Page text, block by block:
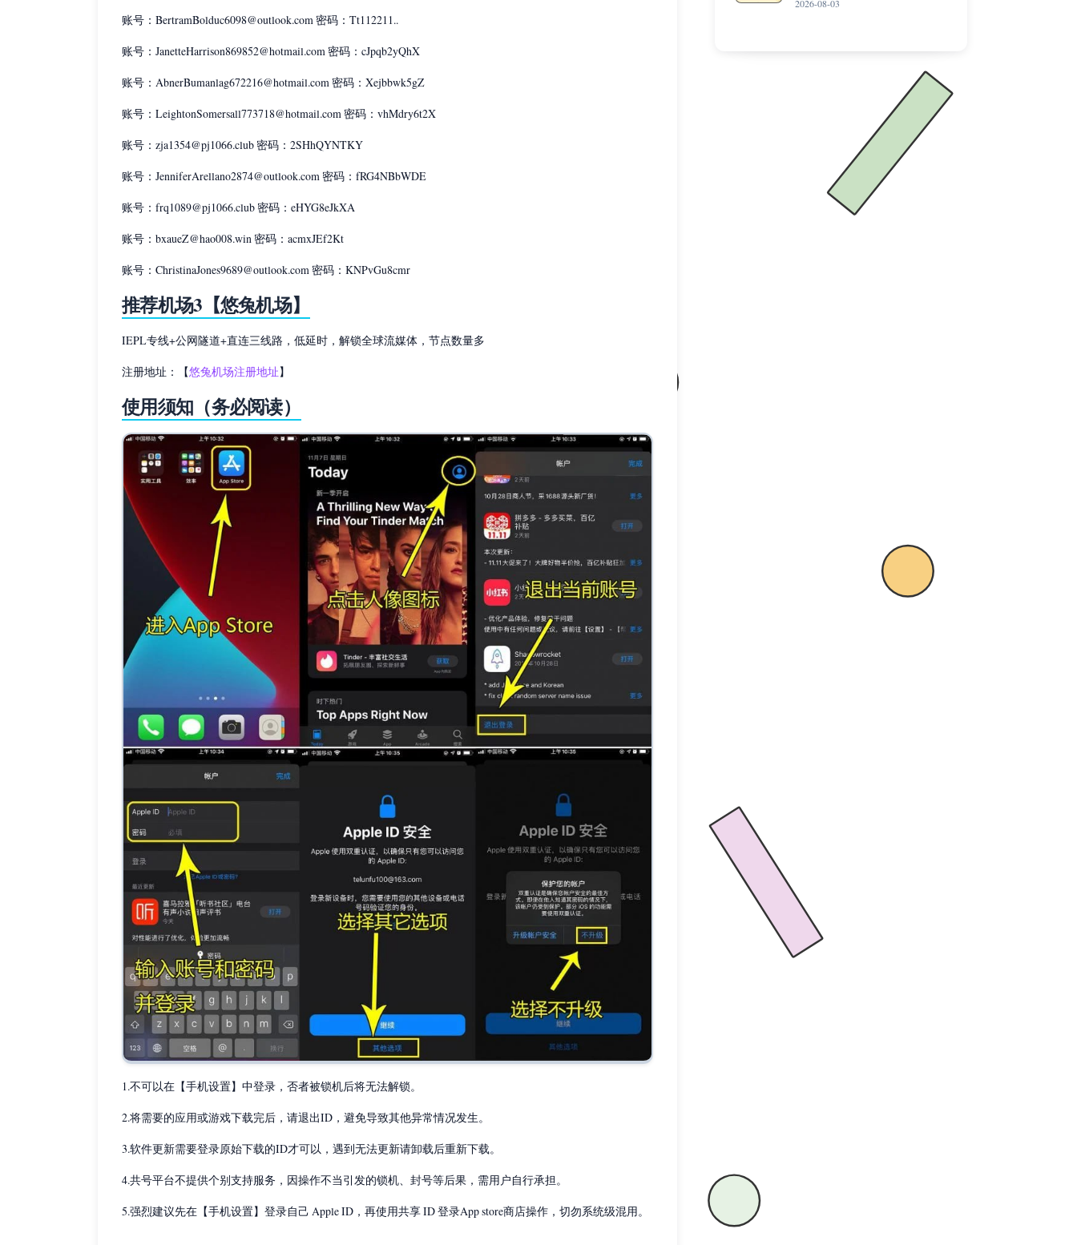
账号：BertramBolduc6098@outlook.com 密码：Tt112211..
账号：JanetteHarrison869852@hotmail.com 密码：cJpqb2yQhX
账号：AbnerBumanlag672216@hotmail.com 密码：Xejbbwk5gZ
账号：LeightonSomersall773718@hotmail.com 密码：vhMdry6t2X
账号：zja1354@pj1066.club 密码：2SHhQYNTKY
账号：JenniferArellano2874@outlook.com 密码：fRG4NBbWDE
账号：frq1089@pj1066.club 密码：eHYG8eJkXA
账号：bxaueZ@hao008.win 密码：acmxJEf2Kt
账号：ChristinaJones9689@outlook.com 密码：KNPvGu8cmr
推荐机场3【悠兔机场】
IEPL专线+公网隧道+直连三线路，低延时，解锁全球流媒体，节点数量多
注册地址：【悠兔机场注册地址】
使用须知（务必阅读）
1.不可以在【手机设置】中登录，否者被锁机后将无法解锁。
2.将需要的应用或游戏下载完后，请退出ID，避免导致其他异常情况发生。
3.软件更新需要登录原始下载的ID才可以，遇到无法更新请卸载后重新下载。
4.共号平台不提供个别支持服务，因操作不当引发的锁机、封号等后果，需用户自行承担。
5.强烈建议先在【手机设置】登录自己 Apple ID，再使用共享 ID 登录App store商店操作，切勿系统级混用。
2026-08-03